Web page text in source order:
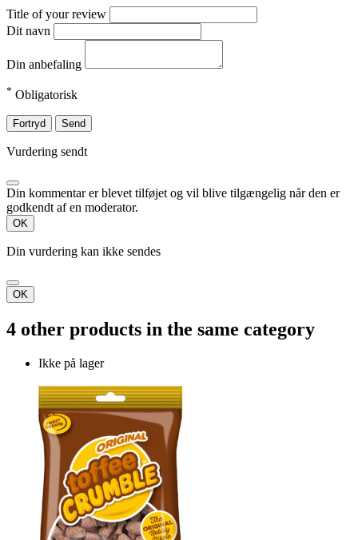
Title of your review
Dit navn
Din anbefaling
* Obligatorisk
Fortryd Send
Vurdering sendt
Din kommentar er blevet tilføjet og vil blive tilgængelig når den er
godkendt af en moderator.
OK
Din vurdering kan ikke sendes
OK
4 other products in the same category
Ikke på lager